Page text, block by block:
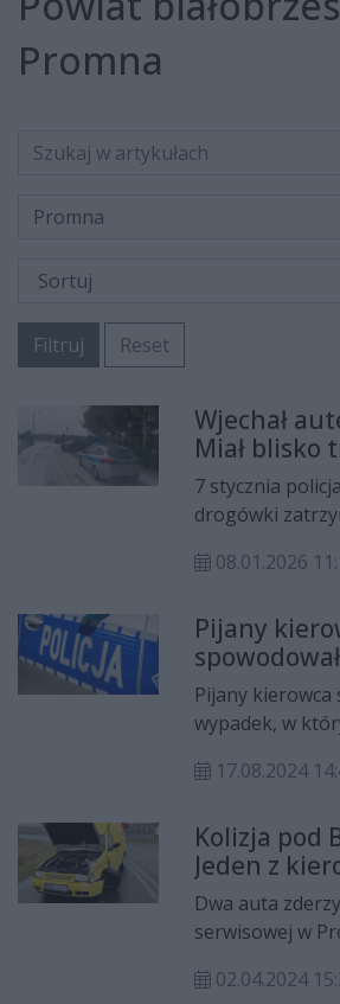
Promna
Promna
Filtruj Reset
Wjechał
Miał blisko
alkoholu w
7 stycznia
drogówki
kierującego
tym, jak
panowanie nad
do
08.01.2026
Pijany
Pijany kierowca
wypadek, w
sprawca nie
dodatek był
do odbycia
17.08.2024
Kolizja pod
Jeden z
miał
Dwa auta
serwisowej w
nie ucierpiał.
02.04.2024